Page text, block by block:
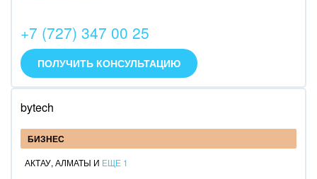
+7 (727) 347 00 25
ПОЛУЧИТЬ КОНСУЛЬТАЦИЮ
bytech
БИЗНЕС
АКТАУ, АЛМАТЫ И ЕЩЕ 1